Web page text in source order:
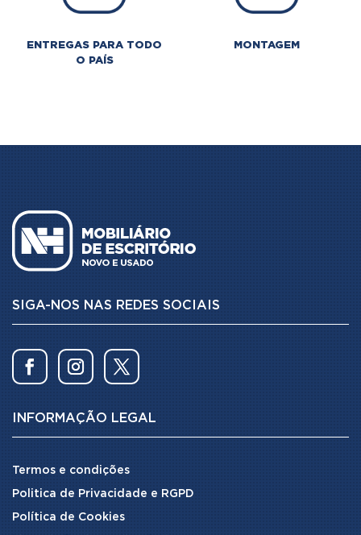
ENTREGAS PARA TODO
O PAÍS
MONTAGEM
SIGA-NOS NAS REDES SOCIAIS
INFORMAÇÃO LEGAL
Termos e condições
Politica de Privacidade e RGPD
Política de Cookies